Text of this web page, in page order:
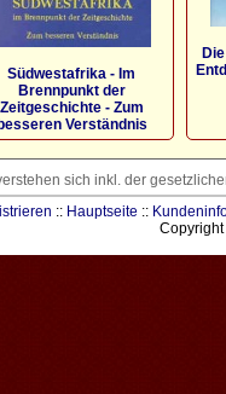
Südwestafrika - Im
Brennpunkt der
Zeitgeschichte - Zum
besseren Verständnis
sich inkl. der
:: Hauptseite ::